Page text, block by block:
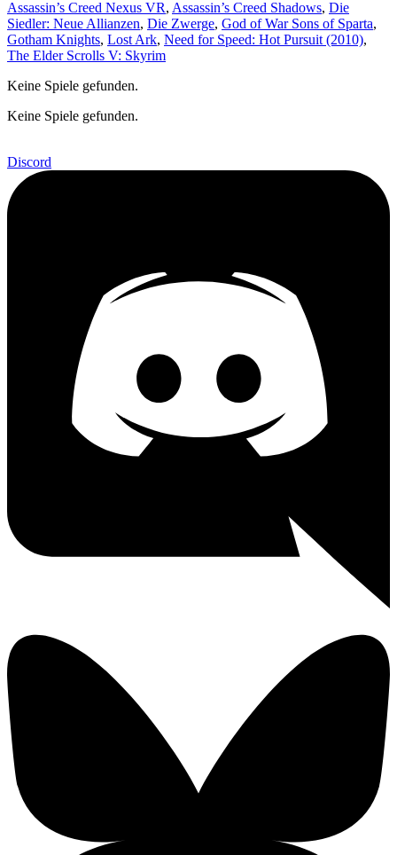
Assassin’s Creed Nexus VR, Assassin’s Creed Shadows, Die
Siedler: Neue Allianzen, Die Zwerge, God of War Sons of Sparta,
Gotham Knights, Lost Ark, Need for Speed: Hot Pursuit (2010),
The Elder Scrolls V: Skyrim
Keine Spiele gefunden.
Keine Spiele gefunden.
Discord